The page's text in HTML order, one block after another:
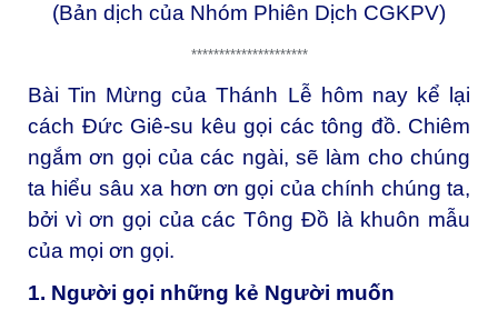
(Bản dịch của Nhóm Phiên Dịch CGKPV)
*********************
Bài Tin Mừng của Thánh Lễ hôm nay kể lại
cách Đức Giê-su kêu gọi các tông đồ. Chiêm
ngắm ơn gọi của các ngài, sẽ làm cho chúng
ta hiểu sâu xa hơn ơn gọi của chính chúng ta,
bởi vì ơn gọi của các Tông Đồ là khuôn mẫu
của mọi ơn gọi.
1. Người gọi những kẻ Người muốn